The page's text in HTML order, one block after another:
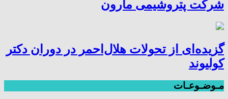
شرکت پتروشیمی مارون
گزیده‌ای از تحولات هلال‌احمر در دوران دکتر
کولیوند
مـوضـوعـات